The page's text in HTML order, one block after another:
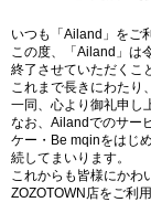
いつも「Ailand」をご
この度、「Ailand」は
終了させていただくこ
これまで長きにわたり
一同、心より御礼申し
なお、Ailandでのサー
ケー・Be mqinをはじ
続してまいります。
これからも皆様にかわ
ZOZOTOWN店をご利